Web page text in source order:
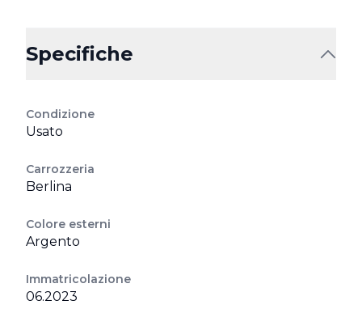
Specifiche
Condizione
Usato
Carrozzeria
Berlina
Colore esterni
Argento
Immatricolazione
06.2023